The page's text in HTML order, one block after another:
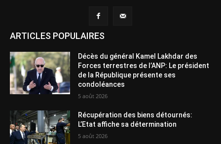
ARTICLES POPULAIRES
Décès du général Kamel Lakhdar des
Forces terrestres de l’ANP: Le président
de la République présente ses
condoléances
5 août 2026
Récupération des biens détournés:
L’Etat affiche sa détermination
5 août 2026